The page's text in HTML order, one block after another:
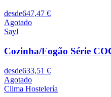
desde647,47 €
Agotado
Sayl
Cozinha/Fogão Série
desde633,51 €
Agotado
Clima Hostelería